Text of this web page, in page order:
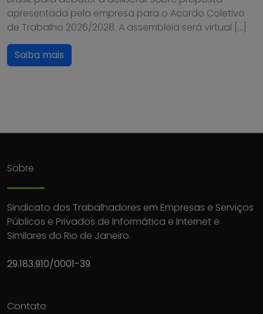
apresentada pela empresa para o Acordo Coletivo
de Trabalho 2026/2028. A assembleia será virtual […]
Saiba mais
Sobre
Sindicato dos Trabalhadores em Empresas e Serviços
Públicos e Privados de Informática e Internet e
Similares do Rio de Janeiro.
29.183.910/0001-39
Contato